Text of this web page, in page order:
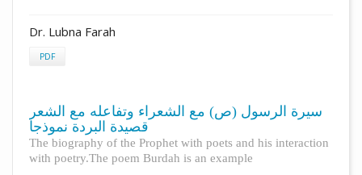
Dr. Lubna Farah
PDF
سيرة الرسول (ص) مع الشعراء وتفاعله مع الشعر
قصيدة البردة نموذجا
The biography of the Prophet with poets and his interaction
with poetry.The poem Burdah is an example